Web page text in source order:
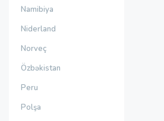
Namibiya
Niderland
Norveç
Özbəkistan
Peru
Polşa